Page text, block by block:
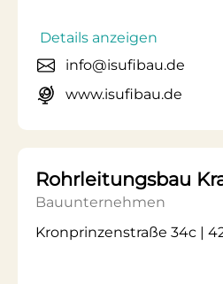
Details anzeigen
info@isufibau.de
www.isufibau.de
Rohrleitungsbau
Bauunternehmen
Kronprinzenstraße 34c |